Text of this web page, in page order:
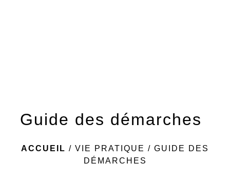
Guide des démarches
ACCUEIL / VIE PRATIQUE / GUIDE DES
DÉMARCHES